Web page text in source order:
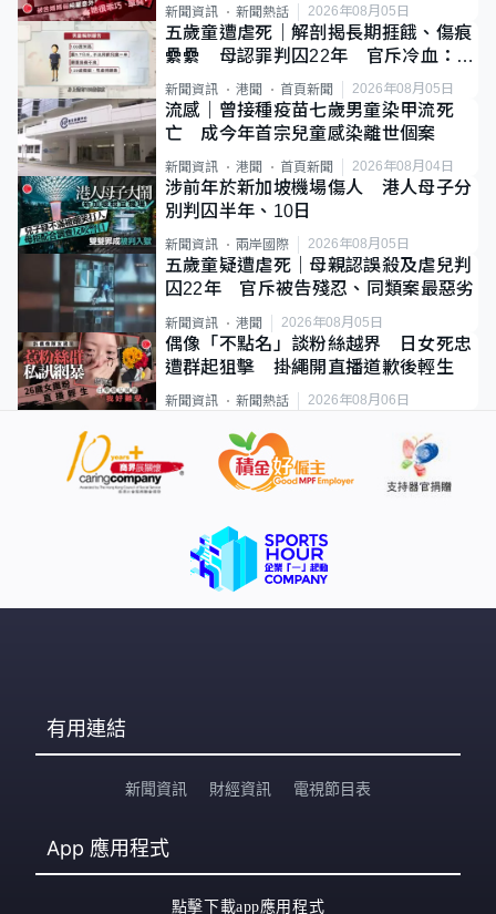
新聞資訊 新聞熱話 2026年08月05日
五歲童遭虐死｜解剖揭長期捱餓、傷痕
纍纍 母認罪判囚22年 官斥冷血：同
類案最惡劣
新聞資訊 港聞 首頁新聞 2026年08月05日
流感｜曾接種疫苗七歲男童染甲流死
亡 成今年首宗兒童感染離世個案
新聞資訊 港聞 首頁新聞 2026年08月04日
涉前年於新加坡機場傷人 港人母子分
別判囚半年、10日
新聞資訊 兩岸國際 2026年08月05日
五歲童疑遭虐死｜母親認誤殺及虐兒判
囚22年 官斥被告殘忍、同類案最惡劣
新聞資訊 港聞 2026年08月05日
偶像「不點名」談粉絲越界 日女死忠
遭群起狙擊 掛繩開直播道歉後輕生
新聞資訊 新聞熱話 2026年08月06日
有用連結
新聞資訊 財經資訊 電視節目表
App 應用程式
點擊下載app應用程式